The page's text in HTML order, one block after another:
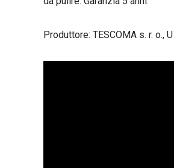
Produttore: TESCOMA s. r. o.,